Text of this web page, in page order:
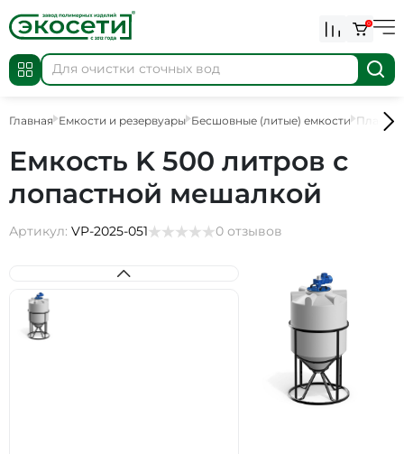
0
Главная Емкости и резервуары Бесшовные (литые) емкости
Емкость K 500 литров с
лопастной мешалкой
Артикул: VP-2025-051 0 отзывов